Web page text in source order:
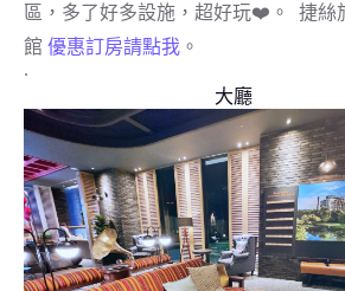
區，多了好多設施，超好玩❤️。 捷絲
館 優惠訂房請點我 。
.
大廳